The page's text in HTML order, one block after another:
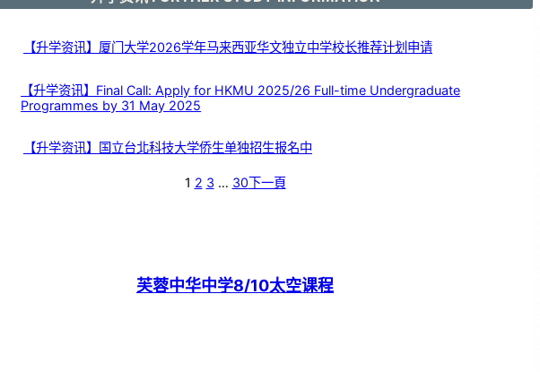
【升学资讯】厦门大学2026学年马来西亚华文独立中学校长推荐计划申请
【升学资讯】Final Call: Apply for HKMU 2025/26 Full-time Undergraduate
Programmes by 31 May 2025
【升学资讯】国立台北科技大学侨生单独招生报名中
1 2 3 … 30下一頁
芙蓉中华中学8/10太空课程